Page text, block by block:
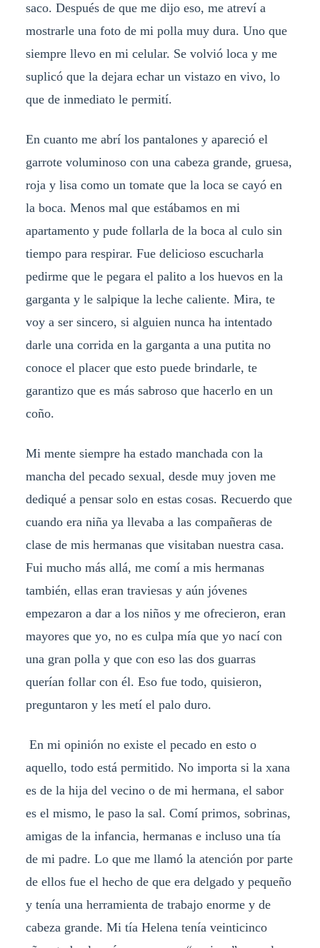
saco. Después de que me dijo eso, me atreví a
mostrarle una foto de mi polla muy dura. Uno que
siempre llevo en mi celular. Se volvió loca y me
suplicó que la dejara echar un vistazo en vivo, lo
que de inmediato le permití.
En cuanto me abrí los pantalones y apareció el
garrote voluminoso con una cabeza grande, gruesa,
roja y lisa como un tomate que la loca se cayó en
la boca. Menos mal que estábamos en mi
apartamento y pude follarla de la boca al culo sin
tiempo para respirar. Fue delicioso escucharla
pedirme que le pegara el palito a los huevos en la
garganta y le salpique la leche caliente. Mira, te
voy a ser sincero, si alguien nunca ha intentado
darle una corrida en la garganta a una putita no
conoce el placer que esto puede brindarle, te
garantizo que es más sabroso que hacerlo en un
coño.
Mi mente siempre ha estado manchada con la
mancha del pecado sexual, desde muy joven me
dediqué a pensar solo en estas cosas. Recuerdo que
cuando era niña ya llevaba a las compañeras de
clase de mis hermanas que visitaban nuestra casa.
Fui mucho más allá, me comí a mis hermanas
también, ellas eran traviesas y aún jóvenes
empezaron a dar a los niños y me ofrecieron, eran
mayores que yo, no es culpa mía que yo nací con
una gran polla y que con eso las dos guarras
querían follar con él. Eso fue todo, quisieron,
preguntaron y les metí el palo duro.
En mi opinión no existe el pecado en esto o
aquello, todo está permitido. No importa si la xana
es de la hija del vecino o de mi hermana, el sabor
es el mismo, le paso la sal. Comí primos, sobrinas,
amigas de la infancia, hermanas e incluso una tía
de mi padre. Lo que me llamó la atención por parte
de ellos fue el hecho de que era delgado y pequeño
y tenía una herramienta de trabajo enorme y de
cabeza grande. Mi tía Helena tenía veinticinco